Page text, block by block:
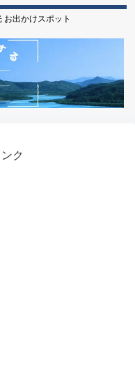
お出かけスポット
ク